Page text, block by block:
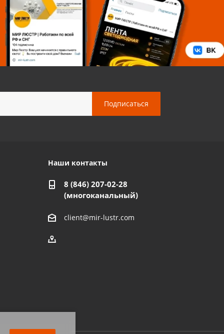
Наши контакты
8 (846) 207-02-28
(многоканальный)
client@mir-lustr.com